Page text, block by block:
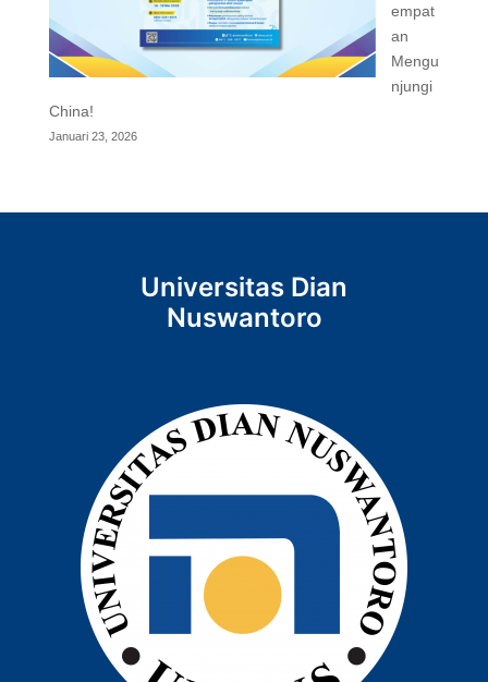
empat
an
Mengu
njungi
China!
Januari 23, 2026
Universitas Dian
Nuswantoro